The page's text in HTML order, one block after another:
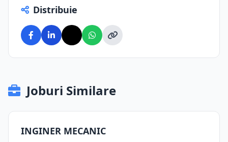
Distribuie
Joburi Similare
INGINER MECANIC